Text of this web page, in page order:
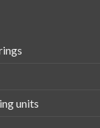
units